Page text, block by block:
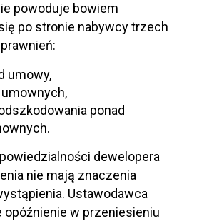
powoduje bowiem
po stronie nabywcy trzech
umowy,
ponad
dewelopera
nie mają znaczenia
Ustawodawca
opóźnienie w przeniesieniu